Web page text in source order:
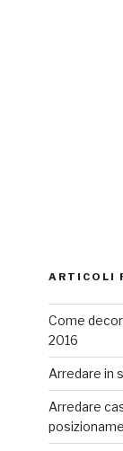
ARTICOLI
Come
2016
Arredare in
Arredare